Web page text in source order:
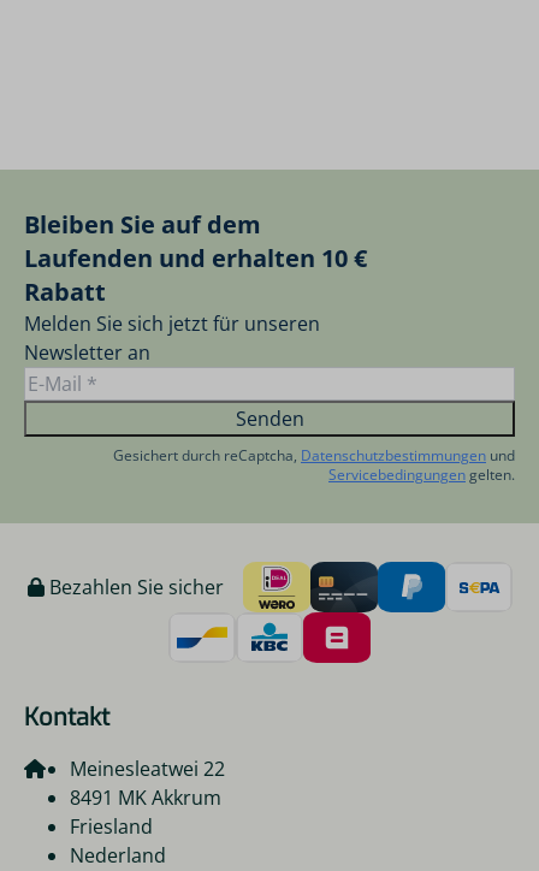
Bleiben Sie auf dem
Laufenden und erhalten 10 €
Rabatt
Melden Sie sich jetzt für unseren
Newsletter an
Senden
Gesichert durch reCaptcha, Datenschutzbestimmungen und
Servicebedingungengelten.
Bezahlen Sie sicher
Kontakt
Meinesleatwei 22
8491 MK Akkrum
Friesland
Nederland